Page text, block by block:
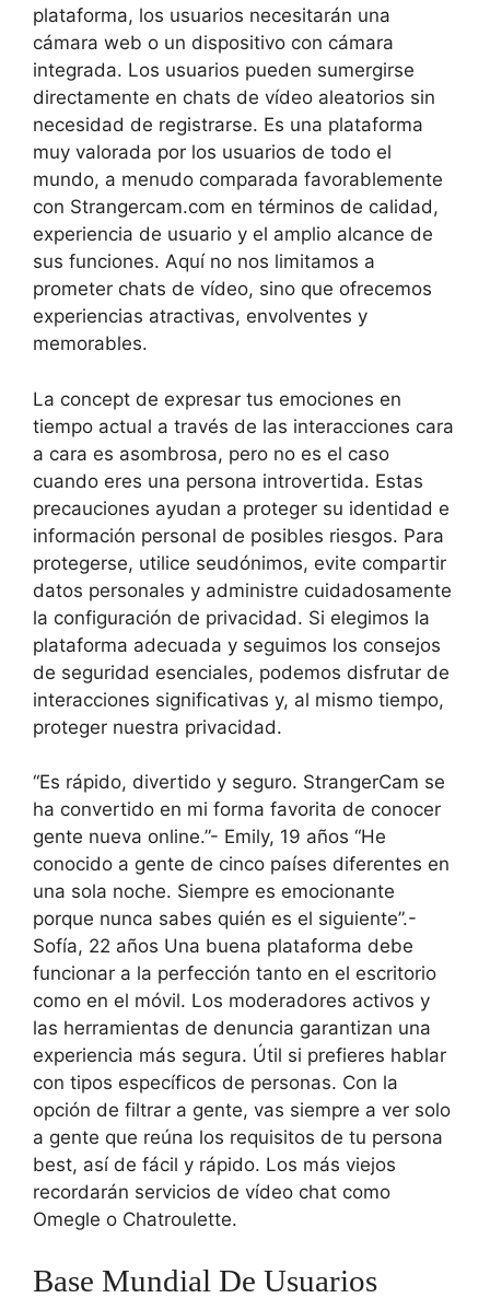
plataforma, los usuarios necesitarán una
cámara web o un dispositivo con cámara
integrada. Los usuarios pueden sumergirse
directamente en chats de vídeo aleatorios sin
necesidad de registrarse. Es una plataforma
muy valorada por los usuarios de todo el
mundo, a menudo comparada favorablemente
con Strangercam.com en términos de calidad,
experiencia de usuario y el amplio alcance de
sus funciones. Aquí no nos limitamos a
prometer chats de vídeo, sino que ofrecemos
experiencias atractivas, envolventes y
memorables.
La concept de expresar tus emociones en
tiempo actual a través de las interacciones cara
a cara es asombrosa, pero no es el caso
cuando eres una persona introvertida. Estas
precauciones ayudan a proteger su identidad e
información personal de posibles riesgos. Para
protegerse, utilice seudónimos, evite compartir
datos personales y administre cuidadosamente
la configuración de privacidad. Si elegimos la
plataforma adecuada y seguimos los consejos
de seguridad esenciales, podemos disfrutar de
interacciones significativas y, al mismo tiempo,
proteger nuestra privacidad.
“Es rápido, divertido y seguro. StrangerCam se
ha convertido en mi forma favorita de conocer
gente nueva online.”- Emily, 19 años “He
conocido a gente de cinco países diferentes en
una sola noche. Siempre es emocionante
porque nunca sabes quién es el siguiente”.-
Sofía, 22 años Una buena plataforma debe
funcionar a la perfección tanto en el escritorio
como en el móvil. Los moderadores activos y
las herramientas de denuncia garantizan una
experiencia más segura. Útil si prefieres hablar
con tipos específicos de personas. Con la
opción de filtrar a gente, vas siempre a ver solo
a gente que reúna los requisitos de tu persona
best, así de fácil y rápido. Los más viejos
recordarán servicios de vídeo chat como
Omegle o Chatroulette.
Base Mundial De Usuarios